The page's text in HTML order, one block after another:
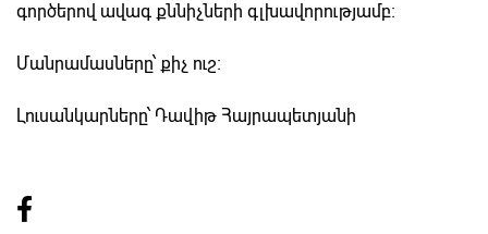
գործերով ավագ քննիչների գլխավորությամբ։
Մանրամասները՝ քիչ ուշ։
Լուսանկարները՝ Դավիթ Հայրապետյանի